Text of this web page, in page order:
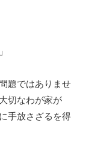
題ではありませ
切なわが家が
手放さざるを得